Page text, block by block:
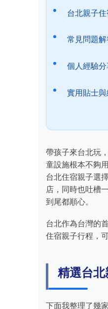
台北親子
常見問題
個人經驗
實用貼士
帶孩子來台北玩
童設施根本不夠
台北住宿親子選
店，同時也吐槽
到尾都順心。
台北作為台灣的
住宿親子行程，
精選台
下面我整理了幾